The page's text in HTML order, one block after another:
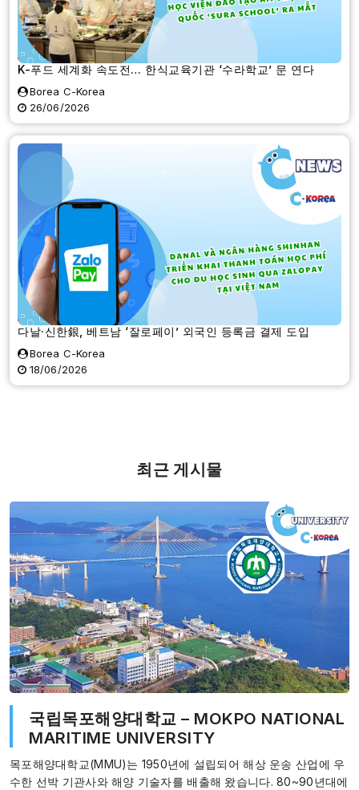
K-푸드 세계화 속도전… 한식교육기관 ‘수라학교’ 문 연다
Borea C-Korea
26/06/2026
다날·신한銀, 베트남 ‘잘로페이’ 외국인 등록금 결제 도입
Borea C-Korea
18/06/2026
최근 게시물
국립목포해양대학교 – MOKPO NATIONAL
MARITIME UNIVERSITY
목포해양대학교(MMU)는 1950년에 설립되어 해상 운송 산업에 우
수한 선박 기관사와 해양 기술자를 배출해 왔습니다. 80~90년대에